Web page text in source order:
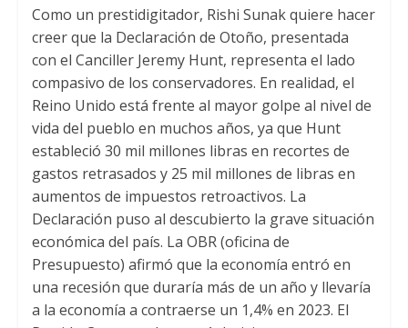
Como un prestidigitador, Rishi Sunak quiere hacer
creer que la Declaración de Otoño, presentada
con el Canciller Jeremy Hunt, representa el lado
compasivo de los conservadores. En realidad, el
Reino Unido está frente al mayor golpe al nivel de
vida del pueblo en muchos años, ya que Hunt
estableció 30 mil millones libras en recortes de
gastos retrasados y 25 mil millones de libras en
aumentos de impuestos retroactivos. La
Declaración puso al descubierto la grave situación
económica del país. La OBR (oficina de
Presupuesto) afirmó que la economía entró en
una recesión que duraría más de un año y llevaría
a la economía a contraerse un 1,4% en 2023. El